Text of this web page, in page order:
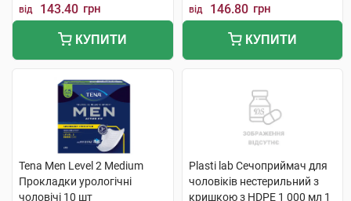
від 143.40 грн
КУПИТИ
від 146.80 грн
КУПИТИ
Tena Men Level 2 Medium
Прокладки урологічні
чоловічі 10 шт
Plasti lab Сечоприймач для
чоловіків нестерильний з
кришкою з HDPE 1 000 мл 1